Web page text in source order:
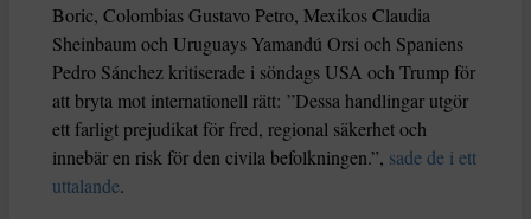
Boric, Colombias Gustavo Petro, Mexikos Claudia
Sheinbaum och Uruguays Yamandú Orsi och Spaniens
Pedro Sánchez kritiserade i söndags USA och Trump för
att bryta mot internationell rätt: ”Dessa handlingar utgör
ett farligt prejudikat för fred, regional säkerhet och
innebär en risk för den civila befolkningen.”, sade de i ett
uttalande.